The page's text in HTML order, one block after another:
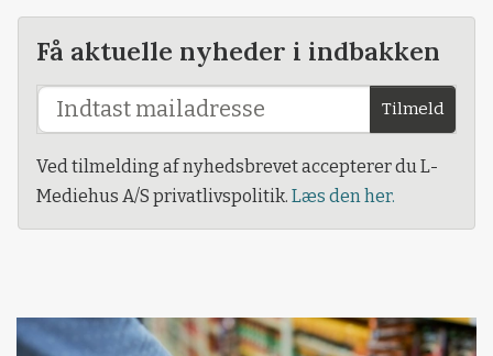
Få aktuelle nyheder i indbakken
Tilmeld
Ved tilmelding af nyhedsbrevet accepterer du L-
Mediehus A/S privatlivspolitik. Læs den her.